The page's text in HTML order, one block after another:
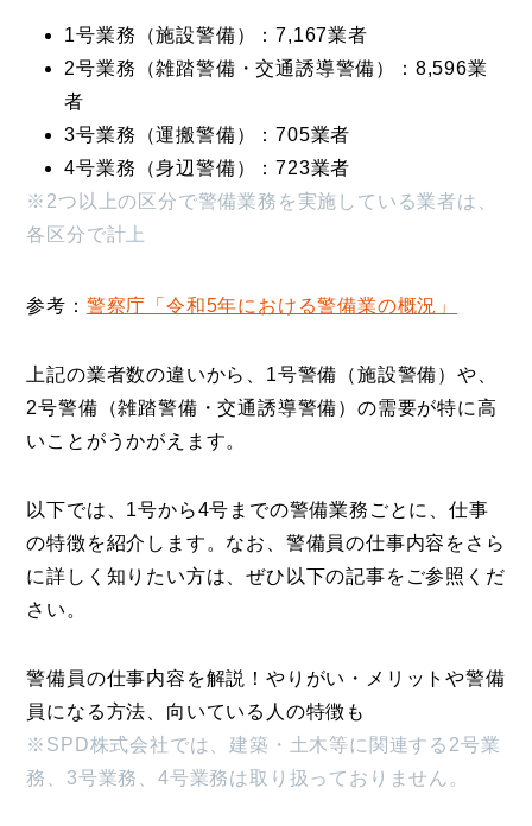
1号業務（施設警備）：7,167業者
2号業務（雑踏警備・交通誘導警備）：8,596業
者
3号業務（運搬警備）：705業者
4号業務（身辺警備）：723業者
※2つ以上の区分で警備業務を実施している業者は、
各区分で計上
参考： 警察庁「令和5年における警備業の概況」
上記の業者数の違いから、1号警備（施設警備）や、
2号警備（雑踏警備・交通誘導警備）の需要が特に高
いことがうかがえます。
以下では、1号から4号までの警備業務ごとに、仕事
の特徴を紹介します。なお、警備員の仕事内容をさら
に詳しく知りたい方は、ぜひ以下の記事をご参照くだ
さい。
警備員の仕事内容を解説！やりがい・メリットや警備
員になる方法、向いている人の特徴も
※SPD株式会社では、建築・土木等に関連する2号業
務、3号業務、4号業務は取り扱っておりません。